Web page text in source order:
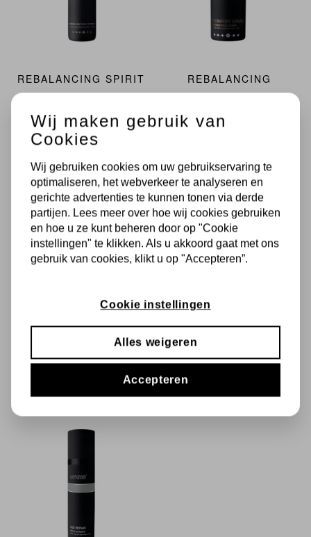
REBALANCING SPIRIT
€ 54,99
In Winkelmandje
Balanceert en zuivert de huid
Matteert en verfijnt poriën
PH- en talgregulerend
REBALANCING
24H Multi-Active Clarifying
€ 41,50
In Winkelmandje
24H crème voor de onzuivere
en vette huid
Zuivert en reguleert de
talgproductie
Wij maken gebruik van
Cookies
Wij gebruiken cookies om uw gebruikservaring te
optimaliseren, het webverkeer te analyseren en
gerichte advertenties te kunnen tonen via derde
partijen. Lees meer over hoe wij cookies gebruiken
en hoe u ze kunt beheren door op "Cookie
instellingen" te klikken. Als u akkoord gaat met ons
gebruik van cookies, klikt u op "Accepteren”.
Cookie instellingen
Alles weigeren
Accepteren